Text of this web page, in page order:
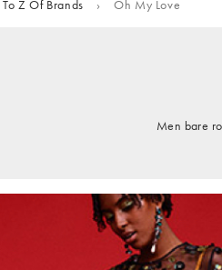
Z Of Brands › Oh My Love
Men bare